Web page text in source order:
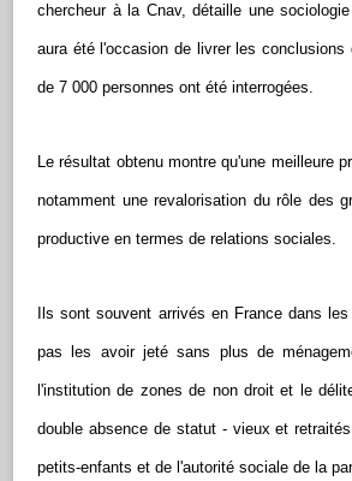
chercheur à la Cnav, détaille une
aura été l'occasion de livrer les
de 7 000 personnes ont été interrogées.
Le résultat obtenu montre qu'une meilleure
notamment une revalorisation du rôle des
productive en termes de relations sociales.
Ils sont souvent arrivés en France dans
pas les avoir jeté sans plus de
l'institution de zones de non droit et le
double absence de statut - vieux et
petits-enfants et de l'autorité sociale de la